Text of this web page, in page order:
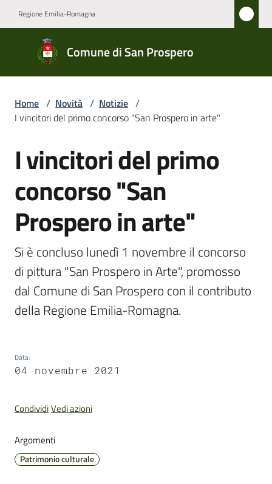
Regione Emilia-Romagna
Comune di San Prospero
Comune
di San
Prospero
Novità
Servizi
Vivere
San
Prospero
video
telematico
Tutti
Home / Novità / Notizie /
I vincitori del primo concorso "San Prospero in arte"
Salta al contenuto
I vincitori del primo
concorso "San
Prospero in arte"
Si è concluso lunedì 1 novembre il concorso
di pittura "San Prospero in Arte", promosso
dal Comune di San Prospero con il contributo
della Regione Emilia-Romagna.
Data:
04 novembre 2021
CondividiVedi azioni
Argomenti
Patrimonio culturale